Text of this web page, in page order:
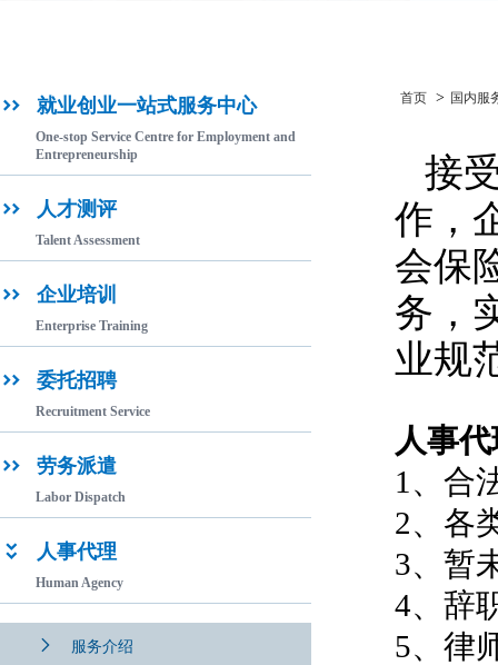
 就业创业一站式服务中心
One-stop Service Centre for Employment and
Entrepreneurship
 人才测评
Talent Assessment
 企业培训
Enterprise Training
 委托招聘
Recruitment Service
 劳务派遣
Labor Dispatch
 人事代理
Human Agency
 服务介绍
首页 > 国内服
接
作，
会保
务，
业规
人事
1、合
2、各
3、暂
4、辞
5、律